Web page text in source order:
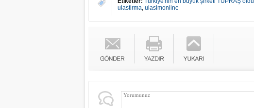
ulastirma, ulasimonline